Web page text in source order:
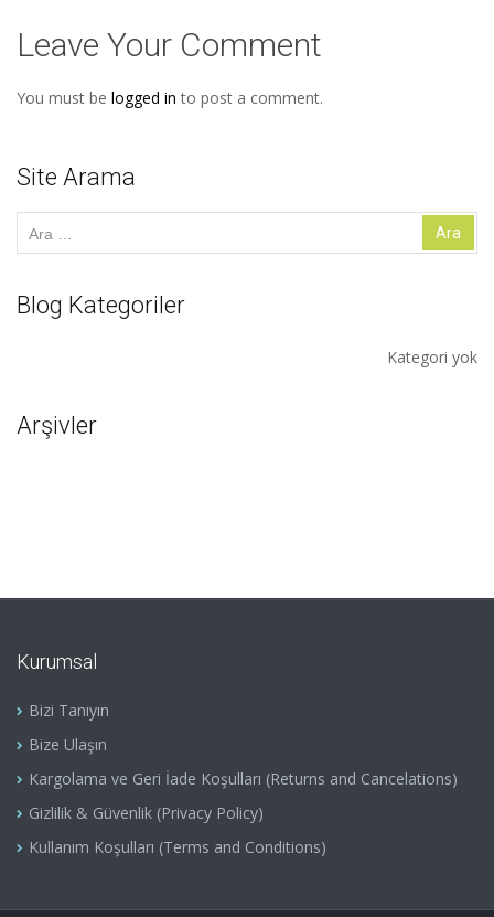
Leave Your Comment
You must be logged in to post a comment.
Site Arama
Blog Kategoriler
Kategori yok
Arşivler
Kurumsal
Bizi Tanıyın
Bize Ulaşın
Kargolama ve Geri İade Koşulları (Returns and Cancelations)
Gizlilik & Güvenlik (Privacy Policy)
Kullanım Koşulları (Terms and Conditions)